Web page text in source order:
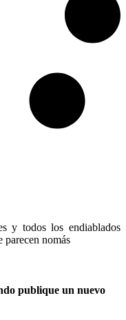
y todos los endiablados
parecen nomás
publique un nuevo